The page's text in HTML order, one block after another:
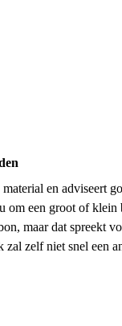
en adviseert
om een groot of
maar dat spreekt
zal zelf niet snel een